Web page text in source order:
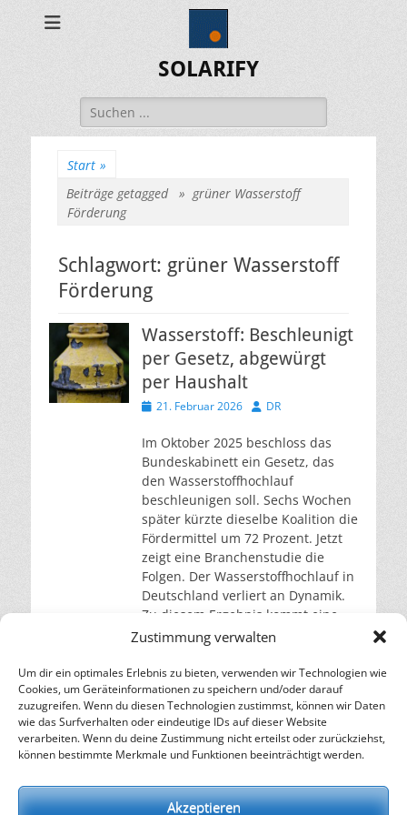
Zustimmung verwalten
Um dir ein optimales Erlebnis zu bieten, verwenden wir Technologien wie
Cookies, um Geräteinformationen zu speichern und/oder darauf
zuzugreifen. Wenn du diesen Technologien zustimmst, können wir Daten
wie das Surfverhalten oder eindeutige IDs auf dieser Website
verarbeiten. Wenn du deine Zustimmung nicht erteilst oder zurückziehst,
können bestimmte Merkmale und Funktionen beeinträchtigt werden.
Akzeptieren
SOLARIFY
Suchen
nach:
Start »
Beiträge getagged » grüner Wasserstoff
Förderung
Schlagwort: grüner Wasserstoff
Förderung
Wasserstoff: Beschleunigt
per Gesetz, abgewürgt
per Haushalt
Veröffentlicht
21. Februar 2026 Autor
DR
Im Oktober 2025 beschloss das
Bundeskabinett ein Gesetz, das
den Wasserstoffhochlauf
beschleunigen soll. Sechs Wochen
später kürzte dieselbe Koalition die
Fördermittel um 72 Prozent. Jetzt
zeigt eine Branchenstudie die
Folgen. Der Wasserstoffhochlauf in
Deutschland verliert an Dynamik.
Zu diesem Ergebnis kommt eine
Studie von Capgemini Invent, die
Energiemesse E-world in
weiterlesen…
– Energie für die Zukunft –
Nachhaltigkeit, Kreislaufwirtschaft,